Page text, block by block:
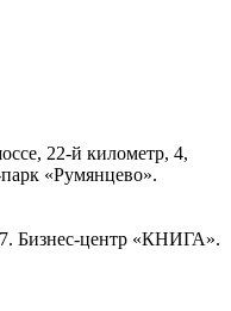
22-й километр, 4,
«Румянцево».
Бизнес-центр «КНИГА».